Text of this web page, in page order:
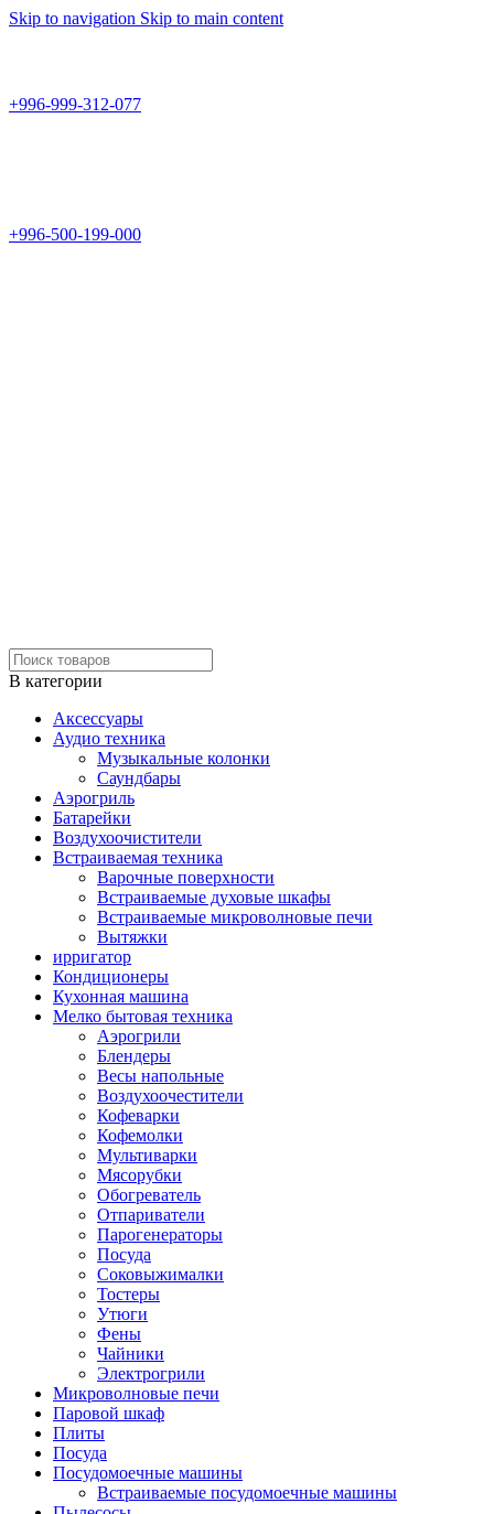
Skip to navigation Skip to main content
+996-999-312-077
+996-500-199-000
В категории
Аксессуары
Аудио техника
Музыкальные колонки
Саундбары
Аэрогриль
Батарейки
Воздухоочистители
Встраиваемая техника
Варочные поверхности
Встраиваемые духовые шкафы
Встраиваемые микроволновые печи
Вытяжки
ирригатор
Кондиционеры
Кухонная машина
Мелко бытовая техника
Аэрогрили
Блендеры
Весы напольные
Воздухоочестители
Кофеварки
Кофемолки
Мультиварки
Мясорубки
Обогреватель
Отпариватели
Парогенераторы
Посуда
Соковыжималки
Тостеры
Утюги
Фены
Чайники
Электрогрили
Микроволновые печи
Паровой шкаф
Плиты
Посуда
Посудомоечные машины
Встраиваемые посудомоечные машины